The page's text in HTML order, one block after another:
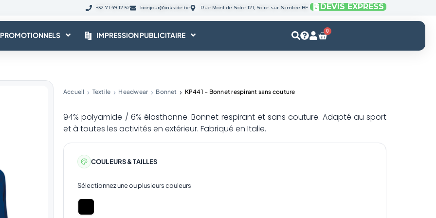
+32 71 49 12 52 bonjour@inkside.be Rue Mont de Solre 121, Solre-sur-Sambre BE DEVIS EXPRESS
IMPRESSION PUBLICITAIRE 0
Panier
Accueil Textile Headwear Bonnet KP441 – Bonnet respirant sans couture
94% polyamide / 6% élasthanne. Bonnet respirant et sans couture. Adapté au sport
et à toutes les activités en extérieur. Fabriqué en Italie.
COULEURS & TAILLES
Sélectionnez une ou plusieurs couleurs